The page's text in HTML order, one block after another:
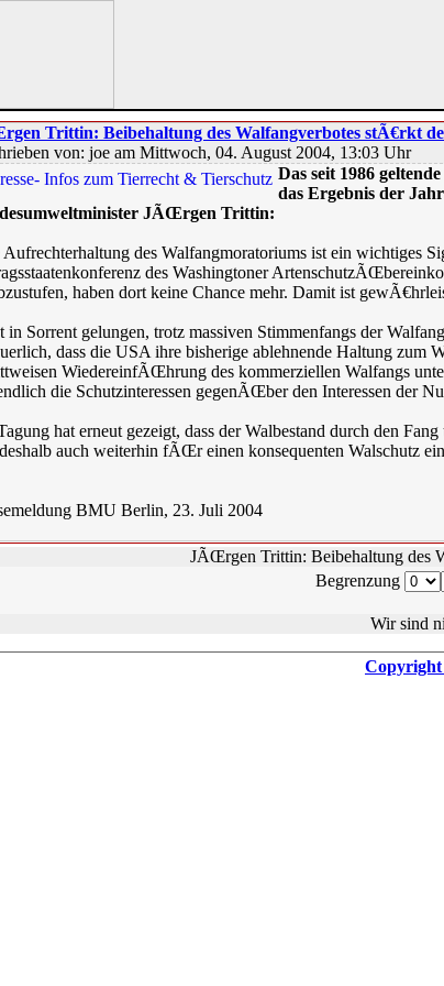
Trittin: Beibehaltung des Walfangverbotes stÃ€rkt
von: joe am Mittwoch, 04. August 2004, 13:03 Uhr
Das seit 1986
das Ergebnis der
JÃŒrgen Trittin:
des Walfangmoratoriums ist ein wichtiges
des Washingtoner
haben dort keine Chance mehr. Damit ist
in Sorrent gelungen, trotz massiven Stimmenfangs der
dass die USA ihre bisherige ablehnende Haltung
WiedereinfÃŒhrung des kommerziellen Walfangs
die Schutzinteressen gegenÃŒber den Interessen der
hat erneut gezeigt, dass der Walbestand durch den
auch weiterhin fÃŒr einen konsequenten Walschutz
BMU Berlin, 23. Juli 2004
JÃŒrgen Trittin: Beibehaltung des
Begrenzung
Wir sind
Copyright